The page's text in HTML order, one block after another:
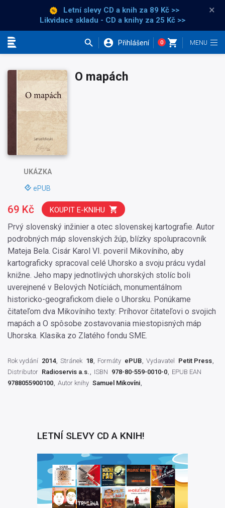
Letní slevy CD a knih za 89 Kč >>
Likvidace skladu - CD a knihy za 25 Kč >>
×
Přihlášení 0
UKÁZKA
ePUB
O mapách
Prvý slovenský inžinier a otec slovenskej kartografie. Autor
podrobných máp slovenských žúp, blízky spolupracovník
Mateja Bela. Cisár Karol VI. poveril Mikovíniho, aby
kartograficky spracoval celé Uhorsko a svoju prácu vydal
knižne. Jeho mapy jednotlivých uhorských stolíc boli
uverejnené v Belových Notíciách, monumentálnom
historicko-geografickom diele o Uhorsku. Ponúkame
čitateľom dva Mikovíniho texty: Príhovor čitateľovi o svojich
mapách a O spôsobe zostavovania miestopisných máp
Uhorska. Klasika zo Zlatého fondu SME.
69 Kč KOUPIT E-KNIHU
Rok vydání 2014 Stránek 18 Formáty ePUB Vydavatel
Petit Press
Distributor Radioservis a.s. ISBN 978-80-559-0010-0
EPUB EAN
9788055900100 Autor knihy Samuel Mikovíni
LETNÍ SLEVY CD A KNIH!